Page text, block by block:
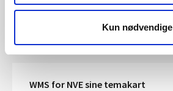
Kun nødvendige
Nedlasting av kartdata fra NVE
WMS for NVE sine temakart